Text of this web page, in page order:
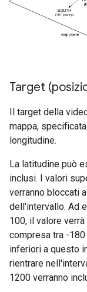
Target
Il target della
mappa,
longitudine.
La latitudine può
inclusi. I valori
verranno bloccati
dell'intervallo. Ad
100, il valore
compresa tra -
inferiori a questo
rientrare
1200 verranno